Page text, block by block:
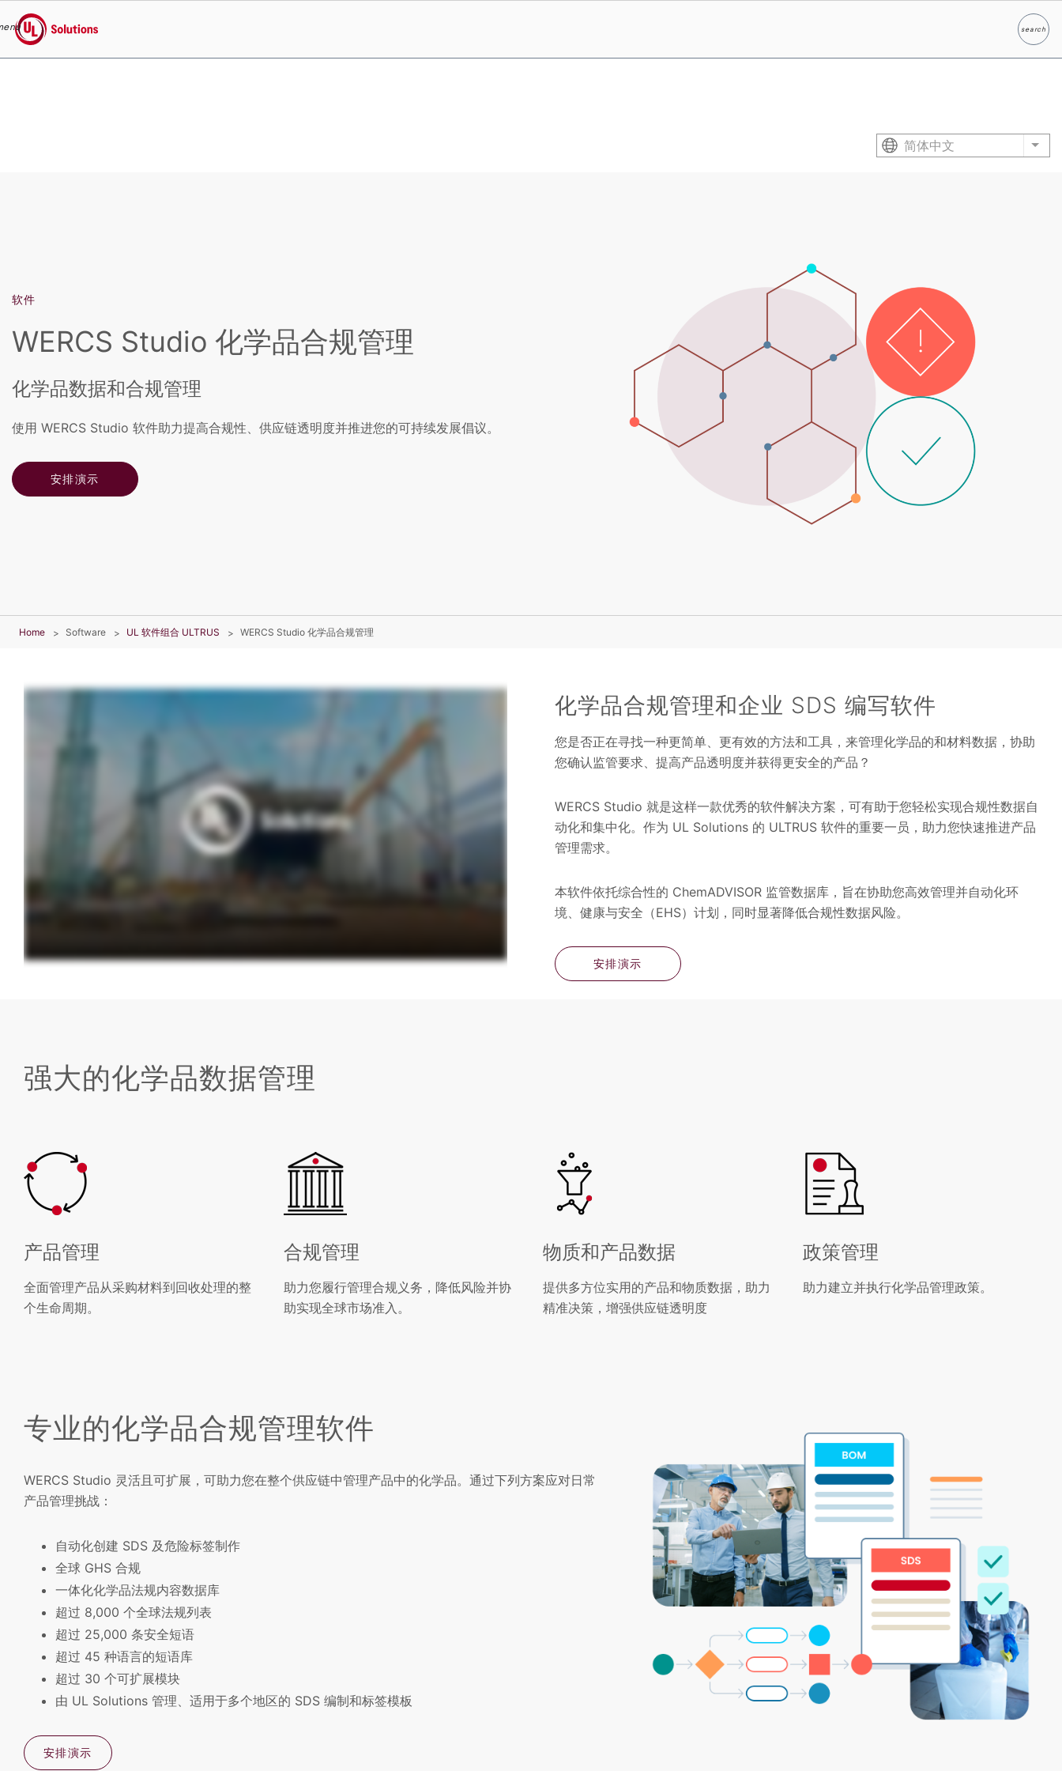
UL Solutions
searchSearch
简体中文 List
软件
WERCS Studio 化学品合规管理
化学品数据和合规管理
使用 WERCS Studio 软件助力提高合规性、供应链透明度并推进您的可持续发展倡议。
安排演示
Home Software UL 软件组合 ULTRUS WERCS Studio 化学品合规管理
化学品合规管理和企业 SDS 编写软件
您是否正在寻找一种更简单、更有效的方法和工具，来管理化学品的和材料数据，协助
您确认监管要求、提高产品透明度并获得更安全的产品？
WERCS Studio 就是这样一款优秀的软件解决方案，可有助于您轻松实现合规性数据自
动化和集中化。作为 UL Solutions 的 ULTRUS 软件的重要一员，助力您快速推进产品
管理需求。
本软件依托综合性的 ChemADVISOR 监管数据库，旨在协助您高效管理并自动化环
境、健康与安全（EHS）计划，同时显著降低合规性数据风险。
安排演示
强大的化学品数据管理
产品管理
全面管理产品从采购材料到回收处理的整
个生命周期。
合规管理
助力您履行管理合规义务，降低风险并协
助实现全球市场准入。
物质和产品数据
提供多方位实用的产品和物质数据，助力
精准决策，增强供应链透明度
政策管理
助力建立并执行化学品管理政策。
专业的化学品合规管理软件
WERCS Studio 灵活且可扩展，可助力您在整个供应链中管理产品中的化学品。通过下列方案应对日常
产品管理挑战：
自动化创建 SDS 及危险标签制作
全球 GHS 合规
一体化化学品法规内容数据库
超过 8,000 个全球法规列表
超过 25,000 条安全短语
超过 45 种语言的短语库
超过 30 个可扩展模块
由 UL Solutions 管理、适用于多个地区的 SDS 编制和标签模板
安排演示